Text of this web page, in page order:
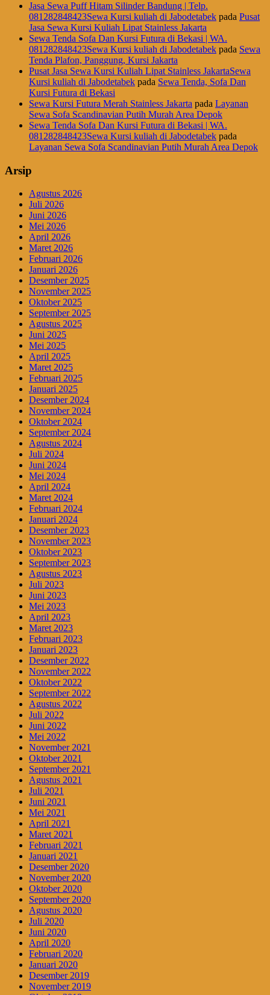
Jasa Sewa Puff Hitam Silinder Bandung | Telp.
081282848423Sewa Kursi kuliah di Jabodetabek pada Pusat
Jasa Sewa Kursi Kuliah Lipat Stainless Jakarta
Sewa Tenda Sofa Dan Kursi Futura di Bekasi | WA.
081282848423Sewa Kursi kuliah di Jabodetabek pada Sewa
Tenda Plafon, Panggung, Kursi Jakarta
Pusat Jasa Sewa Kursi Kuliah Lipat Stainless JakartaSewa
Kursi kuliah di Jabodetabek pada Sewa Tenda, Sofa Dan
Kursi Futura di Bekasi
Sewa Kursi Futura Merah Stainless Jakarta pada Layanan
Sewa Sofa Scandinavian Putih Murah Area Depok
Sewa Tenda Sofa Dan Kursi Futura di Bekasi | WA.
081282848423Sewa Kursi kuliah di Jabodetabek pada
Layanan Sewa Sofa Scandinavian Putih Murah Area Depok
Arsip
Agustus 2026
Juli 2026
Juni 2026
Mei 2026
April 2026
Maret 2026
Februari 2026
Januari 2026
Desember 2025
November 2025
Oktober 2025
September 2025
Agustus 2025
Juni 2025
Mei 2025
April 2025
Maret 2025
Februari 2025
Januari 2025
Desember 2024
November 2024
Oktober 2024
September 2024
Agustus 2024
Juli 2024
Juni 2024
Mei 2024
April 2024
Maret 2024
Februari 2024
Januari 2024
Desember 2023
November 2023
Oktober 2023
September 2023
Agustus 2023
Juli 2023
Juni 2023
Mei 2023
April 2023
Maret 2023
Februari 2023
Januari 2023
Desember 2022
November 2022
Oktober 2022
September 2022
Agustus 2022
Juli 2022
Juni 2022
Mei 2022
November 2021
Oktober 2021
September 2021
Agustus 2021
Juli 2021
Juni 2021
Mei 2021
April 2021
Maret 2021
Februari 2021
Januari 2021
Desember 2020
November 2020
Oktober 2020
September 2020
Agustus 2020
Juli 2020
Juni 2020
April 2020
Februari 2020
Januari 2020
Desember 2019
November 2019